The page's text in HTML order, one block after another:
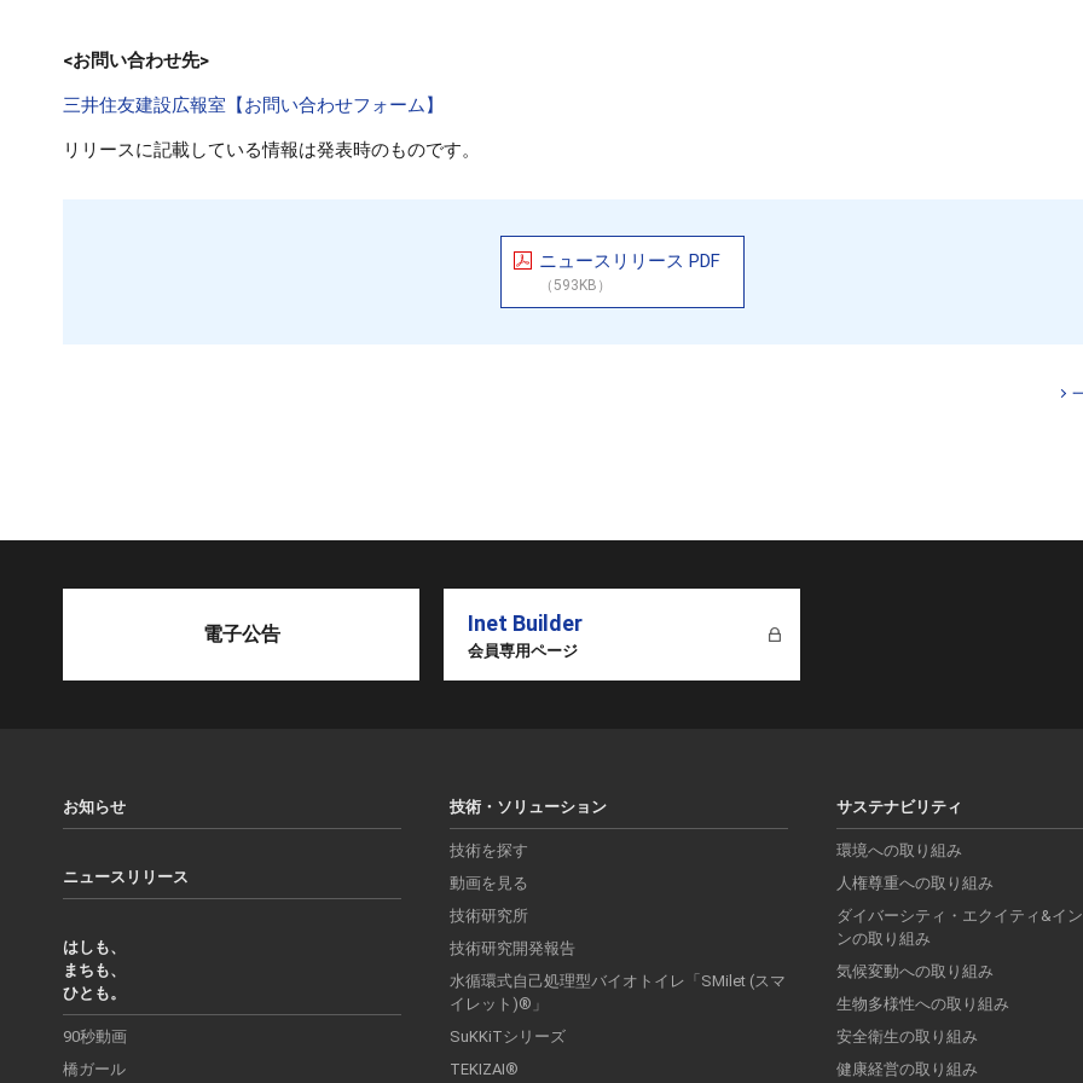
<お問い合わせ先>
三井住友建設広報室【お問い合わせフォーム】
リリースに記載している情報は発表時のものです。
ニュースリリース PDF
（593KB）
電子公告 Inet Builder
会員専用ページ
お知らせ
ニュースリリース
はしも、
まちも、
ひとも。
90秒動画
橋ガール
技術・ソリューション
技術を探す
動画を見る
技術研究所
技術研究開発報告
水循環式自己処理型バイオトイレ「SMilet (スマ
イレット)®」
SuKKiTシリーズ
TEKIZAI®
サステナビリティ
環境への取り組み
人権尊重への取り組み
ダイバーシティ・エクイティ&イ
ンの取り組み
気候変動への取り組み
生物多様性への取り組み
安全衛生の取り組み
健康経営の取り組み